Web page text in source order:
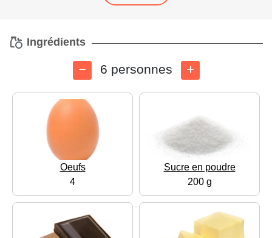
Ingrédients
6 personnes
Oeufs
4
Sucre en poudre
200 g